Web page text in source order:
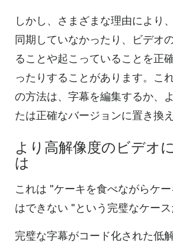
しかし、さまざまな理由により
同期していなかったり、ビデオ
ることや起こっていることを正
ったりすることがあります。こ
の方法は、字幕を編集するか、
たは正確なバージョンに置き換
より高解像度のビデオ
は
これは "ケーキを食べながらケ
はできない "という完璧なケース
完璧な字幕がコード化された低